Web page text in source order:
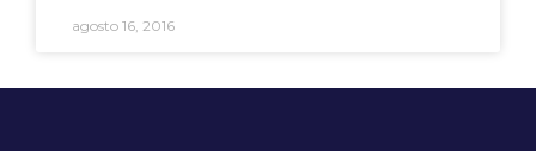
agosto 16, 2016